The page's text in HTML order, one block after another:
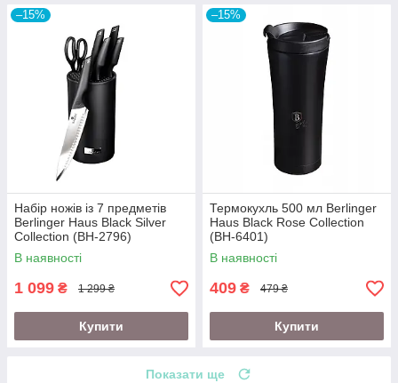
–15%
Набір ножів із 7 предметів
Berlinger Haus Black Silver
Collection (BH-2796)
В наявності
1 099 ₴ 1 299 ₴
Купити
–15%
Термокухль 500 мл Berlinger
Haus Black Rose Collection
(BH-6401)
В наявності
409 ₴ 479 ₴
Купити
Показати ще